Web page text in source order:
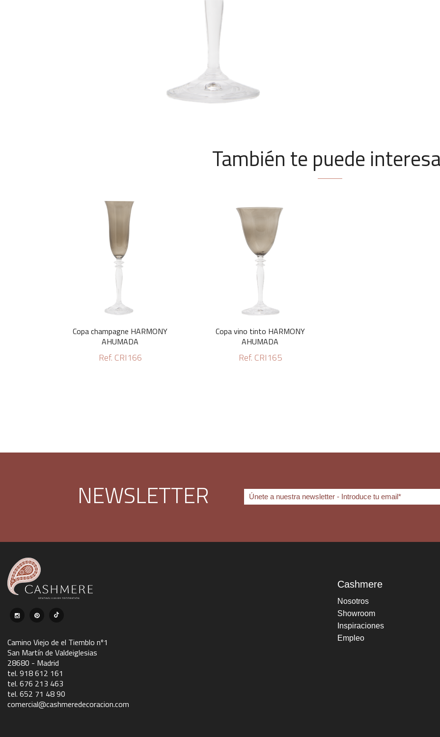
También te puede
Copa champagne HARMONY
AHUMADA
Ref. CRI166
Copa vino tinto HARMONY
AHUMADA
Ref. CRI165
NEWSLETTER
Camino Viejo de el Tiemblo nº1
San Martín de Valdeiglesias
28680 - Madrid
tel. 918 612 161
tel. 676 213 463
tel. 652 71 48 90
comercial@cashmeredecoracion.com
Cashmere
Nosotros
Showroom
Inspiraciones
Empleo